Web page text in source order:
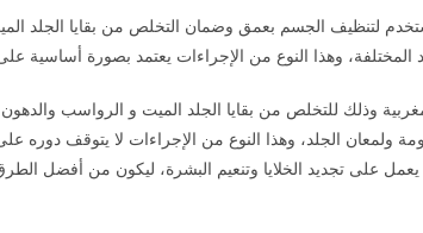
لتنظيف الجسم بعمق وضمان التخلص من بقايا الجلد
المختلفة، وهذا النوع من الإجراءات يعتمد بصورة أساسية
وذلك للتخلص من بقايا الجلد الميت و الرواسب
ولمعان الجلد، وهذا النوع من الإجراءات لا يتوقف دوره
على تجديد الخلايا وتنعيم البشرة، ليكون من أفضل الطرق